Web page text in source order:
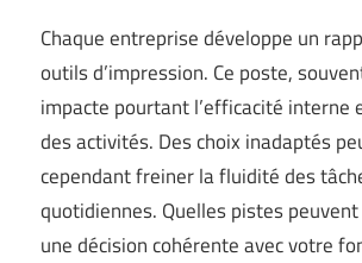
Chaque entreprise développe un
outils d’impression. Ce poste,
impacte pourtant l’efficacité interne
des activités. Des choix inadaptés
cependant freiner la fluidité des
quotidiennes. Quelles pistes
une décision cohérente avec votre